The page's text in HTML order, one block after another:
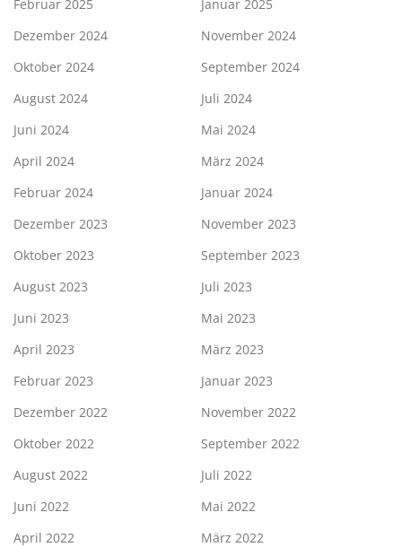
Februar 2025
Januar 2025
Dezember 2024
November 2024
Oktober 2024
September 2024
August 2024
Juli 2024
Juni 2024
Mai 2024
April 2024
März 2024
Februar 2024
Januar 2024
Dezember 2023
November 2023
Oktober 2023
September 2023
August 2023
Juli 2023
Juni 2023
Mai 2023
April 2023
März 2023
Februar 2023
Januar 2023
Dezember 2022
November 2022
Oktober 2022
September 2022
August 2022
Juli 2022
Juni 2022
Mai 2022
April 2022
März 2022